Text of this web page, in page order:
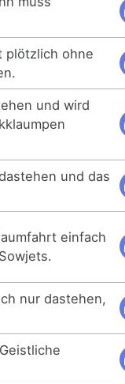
plötzlich ohne
und wird
und das
einfach
nur dastehen,